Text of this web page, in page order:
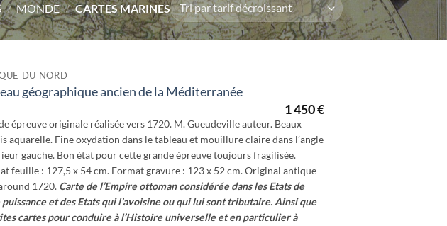
/ MONDE / CARTES MARINES
DU NORD
géographique ancien de la Méditerranée
1 450€
épreuve originale réalisée vers 1720. M. Gueudeville auteur. Beaux
aquarelle. Fine oxydation dans le tableau et mouillure claire dans l’angle
gauche. Bon état pour cette grande épreuve toujours fragilisée.
feuille : 127,5 x 54 cm. Format gravure : 123 x 52 cm. Original antique
1720. Carte de l’Empire ottoman considérée dans les Etats de
et des Etats qui l’avoisine ou qui lui sont tributaire. Ainsi que
cartes pour conduire à l’Histoire universelle et en particulier à